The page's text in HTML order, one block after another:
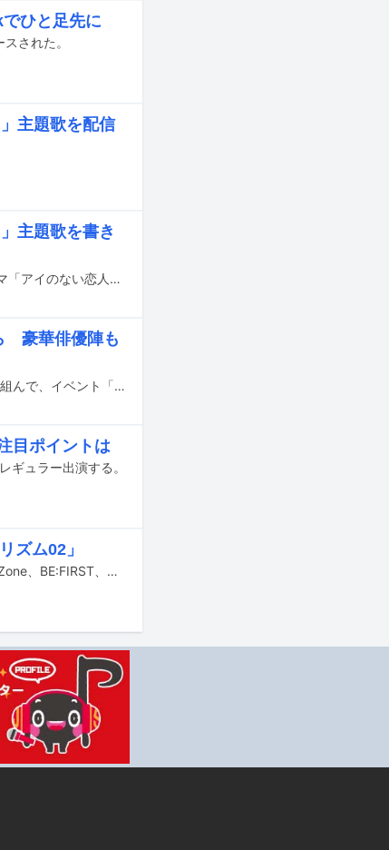
ひと足先に
された。
主題歌を配信
主題歌を書き
THE BEAT GARDENが1月21日にABCテレビ・テレビ朝日系で放送スタートするドラマ「アイのない恋人たち」の主題歌を担当する。
豪華俳優陣も
2024年に創立45周年を迎える研音と、開局70周年を迎えるニッポン放送がタッグを組んで、イベント「KEN RADIOの時間」を3月31日に東京・東京国際フォーラム ホールAにて開催。前日30日には前夜祭イベント「KEN RADIOの時間 Pre Party ～KEN MUSIC～」が行われる。
目ポイントは
ギュラー出演する。
ズム02」
本日4月28日深夜に日本テレビ系で放送される「バズリズム02」に宮野真守、Sexy Zone、BE:FIRST、タイトル未定、PIGGSが出演する。